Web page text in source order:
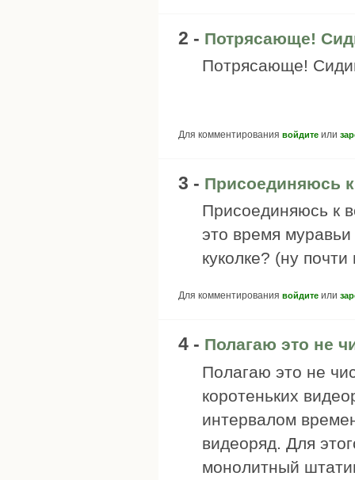
2 - Потрясающе!
Потрясающе!
Для комментирования войдите или
3 - Присоединяюсь
Присоединяюсь к
это время
куколке? (ну
Для комментирования войдите или
4 - Полагаю это не
Полагаю это не
коротеньких
интервалом
видеоряд. Для
монолитный